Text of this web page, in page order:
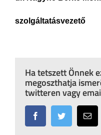
szolgáltatásvezető
Ha tetszett Önnek
megoszthatja
twitteren vagy
FacebookTwitter